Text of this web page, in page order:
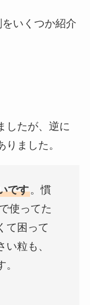
いくつか紹介
したが、逆に
りました。
です。慣
使ってた
て困って
粒も、